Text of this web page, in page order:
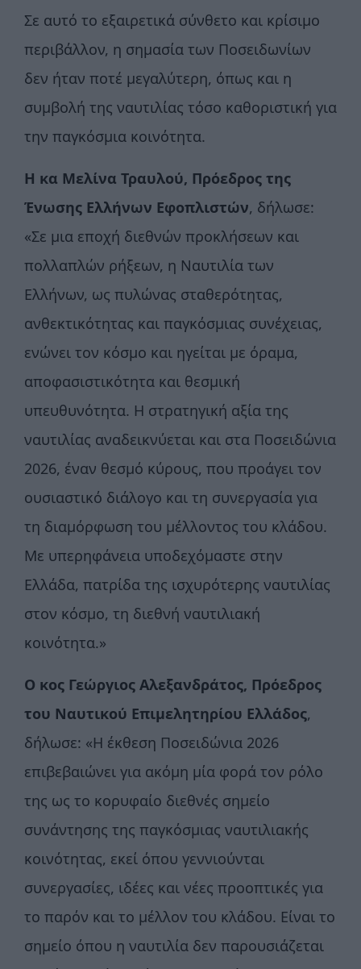
Σε αυτό το εξαιρετικά σύνθετο και κρίσιμο
περιβάλλον, η σημασία των Ποσειδωνίων
δεν ήταν ποτέ μεγαλύτερη, όπως και η
συμβολή της ναυτιλίας τόσο καθοριστική για
την παγκόσμια κοινότητα.
Η κα Μελίνα Τραυλού, Πρόεδρος της
Ένωσης Ελλήνων Εφοπλιστών, δήλωσε:
«Σε μια εποχή διεθνών προκλήσεων και
πολλαπλών ρήξεων, η Ναυτιλία των
Ελλήνων, ως πυλώνας σταθερότητας,
ανθεκτικότητας και παγκόσμιας συνέχειας,
ενώνει τον κόσμο και ηγείται με όραμα,
αποφασιστικότητα και θεσμική
υπευθυνότητα. Η στρατηγική αξία της
ναυτιλίας αναδεικνύεται και στα Ποσειδώνια
2026, έναν θεσμό κύρους, που προάγει τον
ουσιαστικό διάλογο και τη συνεργασία για
τη διαμόρφωση του μέλλοντος του κλάδου.
Με υπερηφάνεια υποδεχόμαστε στην
Ελλάδα, πατρίδα της ισχυρότερης ναυτιλίας
στον κόσμο, τη διεθνή ναυτιλιακή
κοινότητα.»
Ο κος Γεώργιος Αλεξανδράτος, Πρόεδρος
του Ναυτικού Επιμελητηρίου Ελλάδος,
δήλωσε: «Η έκθεση Ποσειδώνια 2026
επιβεβαιώνει για ακόμη μία φορά τον ρόλο
της ως το κορυφαίο διεθνές σημείο
συνάντησης της παγκόσμιας ναυτιλιακής
κοινότητας, εκεί όπου γεννιούνται
συνεργασίες, ιδέες και νέες προοπτικές για
το παρόν και το μέλλον του κλάδου. Είναι το
σημείο όπου η ναυτιλία δεν παρουσιάζεται